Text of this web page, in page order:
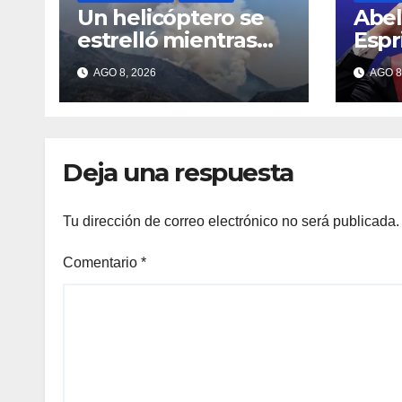
Un helicóptero se
estrelló mientras
combatía un
incendio forestal en
Utah
AGO 8, 2026 AGO
Deja una respuesta
Tu dirección de correo electrónico no será publicada.
Comentario *